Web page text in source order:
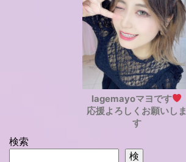
lagemayoマヨです
応援よろしくお願いしま
す
検索
検